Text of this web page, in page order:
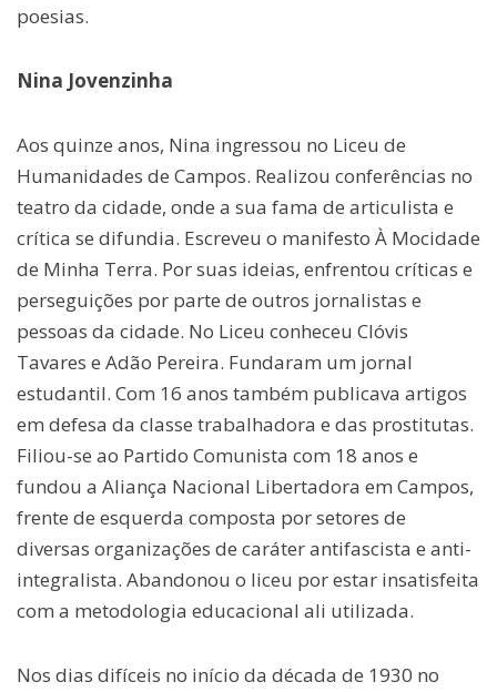
poesias.
Nina Jovenzinha
Aos quinze anos, Nina ingressou no Liceu de
Humanidades de Campos. Realizou conferências no
teatro da cidade, onde a sua fama de articulista e
crítica se difundia. Escreveu o manifesto À Mocidade
de Minha Terra. Por suas ideias, enfrentou críticas e
perseguições por parte de outros jornalistas e
pessoas da cidade. No Liceu conheceu Clóvis
Tavares e Adão Pereira. Fundaram um jornal
estudantil. Com 16 anos também publicava artigos
em defesa da classe trabalhadora e das prostitutas.
Filiou-se ao Partido Comunista com 18 anos e
fundou a Aliança Nacional Libertadora em Campos,
frente de esquerda composta por setores de
diversas organizações de caráter antifascista e anti-
integralista. Abandonou o liceu por estar insatisfeita
com a metodologia educacional ali utilizada.
Nos dias difíceis no início da década de 1930 no